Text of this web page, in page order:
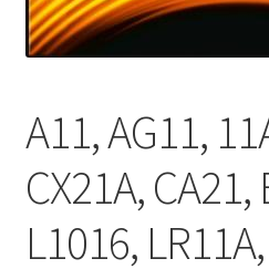
A11, AG11,
CX21A, CA21,
L1016,